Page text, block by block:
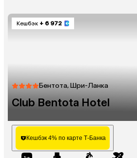
Кешбэк + 6 972
Бентота, Шри-Ланка
Club Bentota Hotel
Кешбэк 4% по карте Т-Банка